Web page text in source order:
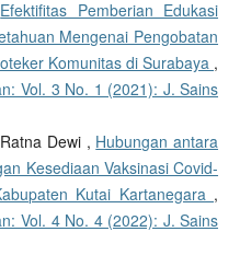
Efektifitas Pemberian Edukasi
Mengenai Pengobatan
Komunitas di Surabaya ,
Vol. 3 No. 1 (2021): J. Sains
Dewi , Hubungan antara
Kesediaan Vaksinasi Covid-
Kutai Kartanegara ,
Vol. 4 No. 4 (2022): J. Sains